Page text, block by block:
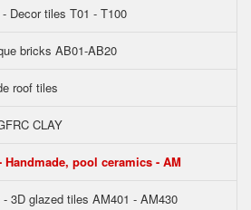
Decor tiles T01 - T100
bricks AB01-AB20
roof tiles
CLAY
pool ceramics - AM
3D glazed tiles AM401 - AM430